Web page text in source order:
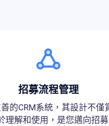
招募流程管理
的CRM系統，其設計不僅
理解和使用，是您邁向招